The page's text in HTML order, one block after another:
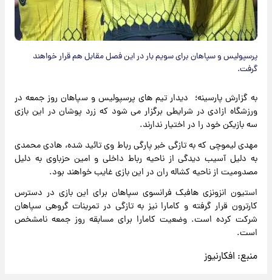
پرسپولیس و سپاهان برای سویم بار در این فصل مقابل هم قرار خواهند
گرفت.
به گزارش پارسینه؛ دیدار تیم های پرسپولیس و سپاهان روز جمعه در
ورزشگاه ازادی در شرایطی برگزار می شود که زرد پوشان در این بازی
سه بازیکن خود را در اختیار ندارند.
مهدی لیموچی که به تازگی خبر پارگی رباط وی تائید شده، هادی محمدی
به دلیل آسیب دیدگی از ناحیه رباط داخلی و امین حزباوی به دلیل
مصدومیت از ناحیه کشاله ران در این بازی غایب خواهند بود.
استیون انزونزی هافبک فرانسوی سپاهان برای این بازی در دسترس
کارترون قرار گرفته و کامارا نیز به تازگی در تمرینات گروهی سپاهان
شرکت کرده است. وضعیت کامارا برای مسابقه روز جمعه نامشخص
است.
منبع: افکارنیوز